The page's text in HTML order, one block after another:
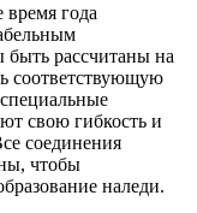
года
рассчитаны на
соответствующую
свою гибкость и
соединения
чтобы
наледи.